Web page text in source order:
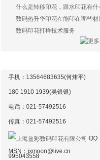
样一种印花方式吗？
什么是转移印花，跟水印花有什
数码热升华印花在能印在哪些材
数码印花打样技术服务
手机：13564683635(何炜平)
180 1910 1939(吴银银)
电话：021-57492516
传真：021-57492516
QQ
995043558
MSN： jxmoon@live.cn